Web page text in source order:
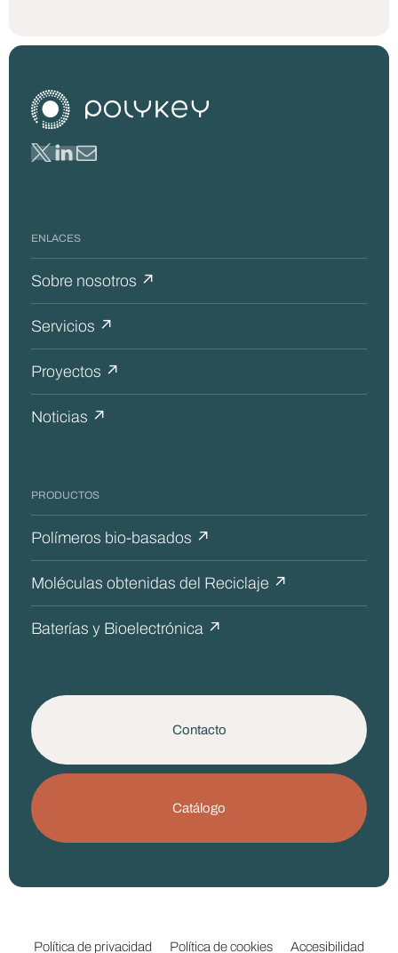
ENLACES
Sobre nosotros ↗
Servicios ↗
Proyectos ↗
Noticias ↗
PRODUCTOS
Polímeros bio-basados ↗
Moléculas obtenidas del Reciclaje ↗
Baterías y Bioelectrónica ↗
Contacto
Catálogo
Política de privacidad Política de cookies Accesibilidad